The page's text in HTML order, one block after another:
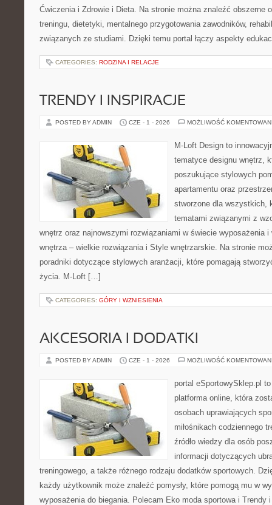
Ćwiczenia i Zdrowie i Dieta. Na stronie można znaleźć obszerne
treningu, dietetyki, mentalnego przygotowania zawodników,
związanych ze studiami. Dzięki temu portal łączy aspekty
CATEGORIES: RODZINA I RELACJE
TRENDY I INSPIRACJE
POSTED BY ADMIN CZE - 1 - 2026 MOŻLIWOŚĆ
M-Loft Design to
tematyce designu wnętrz,
poszukujące stylowych
apartamentu oraz
stworzone dla wszystkich,
tematami związanymi z
wnętrz oraz najnowszymi rozwiązaniami w świecie wyposażenia i
wnętrza – wielkie rozwiązania i Style wnętrzarskie. Na stronie
poradniki dotyczące stylowych aranżacji, które pomagają
życia. M-Loft […]
CATEGORIES: GÓRY I WZNIESIENIA
AKCESORIA I DODATKI
POSTED BY ADMIN CZE - 1 - 2026 MOŻLIWOŚĆ
portal eSportowySklep.pl
platforma online, która
osobach uprawiających
miłośnikach codziennego
źródło wiedzy dla osób
informacji dotyczących
treningowego, a także różnego rodzaju dodatków sportowych.
każdy użytkownik może znaleźć pomysły, które pomogą mu w
wyposażenia do biegania. Polecam Eko moda sportowa i Trendy